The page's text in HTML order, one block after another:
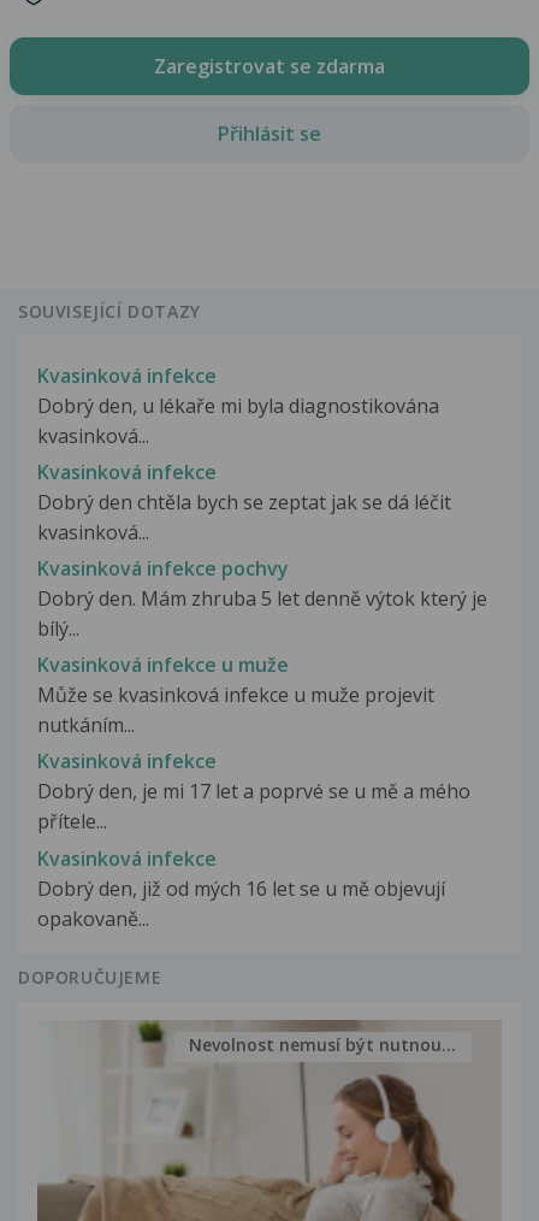
Zaregistrovat se zdarma
Přihlásit se
SOUVISEJÍCÍ DOTAZY
Kvasinková infekce
Dobrý den, u lékaře mi byla diagnostikována
kvasinková...
Kvasinková infekce
Dobrý den chtěla bych se zeptat jak se dá léčit
kvasinková...
Kvasinková infekce pochvy
Dobrý den. Mám zhruba 5 let denně výtok který je
bílý...
Kvasinková infekce u muže
Může se kvasinková infekce u muže projevit
nutkáním...
Kvasinková infekce
Dobrý den, je mi 17 let a poprvé se u mě a mého
přítele...
Kvasinková infekce
Dobrý den, již od mých 16 let se u mě objevují
opakovaně...
DOPORUČUJEME
Nevolnost nemusí být nutnou...